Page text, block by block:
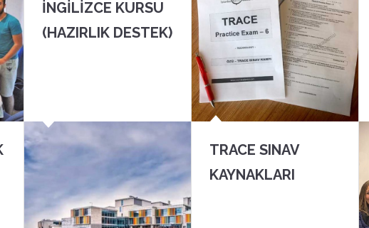
İNGILIZCE KURSU
(HAZIRLIK DESTEK)
TRACE SINAV
KAYNAKLARI